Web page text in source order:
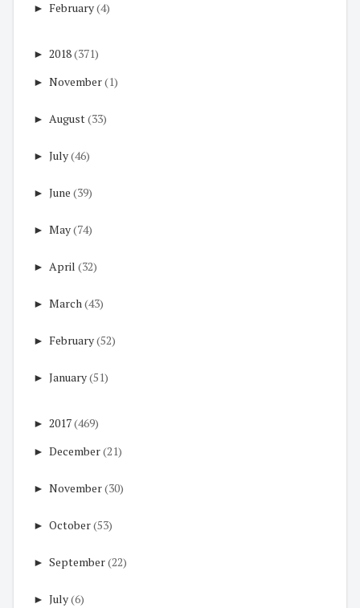
► February(4)
► 2018(371)
► November(1)
► August(33)
► July(46)
► June (39)
► May(74)
► April (32)
► March(43)
► February(52)
► January(51)
► 2017(469)
► December(21)
► November(30)
► October(53)
► September(22)
► July(6)